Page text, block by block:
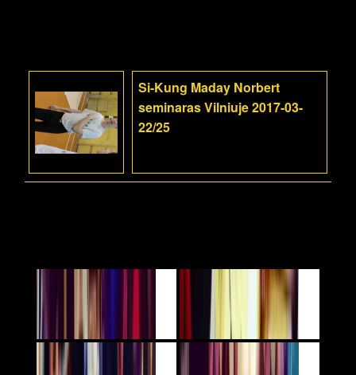
Si-Kung Maday Norbert
seminaras Vilniuje 2017-03-
22/25